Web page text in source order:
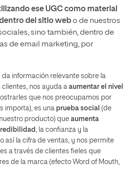
ese UGC como material
del sitio webo de nuestros
sino también, dentro de
de email marketing, por
da información relevante sobre la
nos ayuda a aumentar el nivel
que nos preocupamos por
importa), es una prueba social (de
producto) que aumenta
, la confianza y la
así la cifra de ventas, y nos permite
a través de clientes fieles que
de la marca (efecto Word of Mouth,